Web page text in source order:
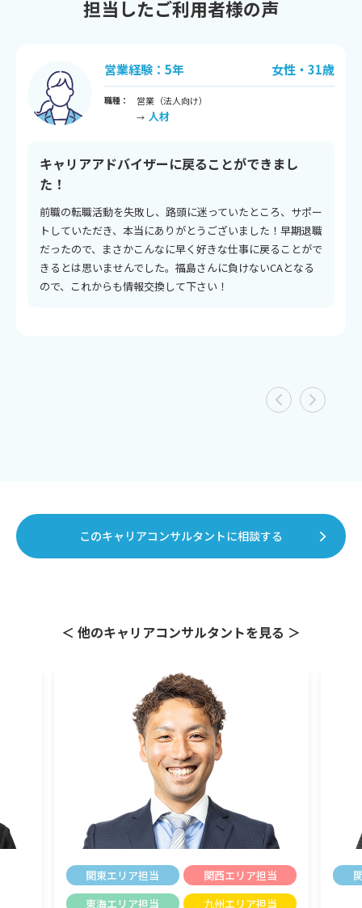
担当したご利用者様の声
営業経験：5年 女性・31歳
職種： 営業（法人向け）
→ 人材
キャリアアドバイザーに戻ることができまし
た！
前職の転職活動を失敗し、路頭に迷っていたところ、サポー
トしていただき、本当にありがとうございました！早期退職
だったので、まさかこんなに早く好きな仕事に戻ることがで
きるとは思いませんでした。福島さんに負けないCAとなる
ので、これからも情報交換して下さい！
このキャリアコンサルタントに相談する
＜ 他のキャリアコンサルタントを見る ＞
関東エリア担当
関西エリア担当
東海エリア担当
九州エリア担当